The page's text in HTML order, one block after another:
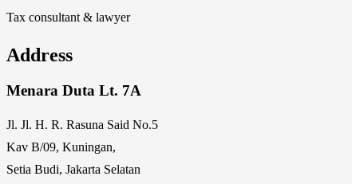
Tax consultant & lawyer
Address
Menara Duta Lt. 7A
Jl. Jl. H. R. Rasuna Said No.5
Kav B/09, Kuningan,
Setia Budi, Jakarta Selatan